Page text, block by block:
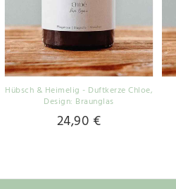
Hübsch & Heimelig - Duftkerze Chloe,
Design: Braunglas
24,90 €